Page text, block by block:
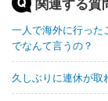
一人で海外に行った
でなんて言うの？
久しぶりに連休が取